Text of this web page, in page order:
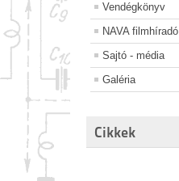
Vendégkönyv
NAVA filmhíradó
Sajtó - média
Galéria
Cikkek